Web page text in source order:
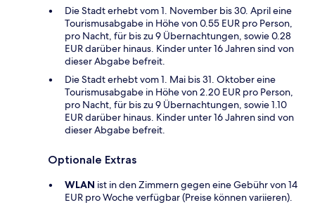
Die Stadt erhebt vom 1. November bis 30. April eine
Tourismusabgabe in Höhe von 0.55 EUR pro Person,
pro Nacht, für bis zu 9 Übernachtungen, sowie 0.28
EUR darüber hinaus. Kinder unter 16 Jahren sind von
dieser Abgabe befreit.
Die Stadt erhebt vom 1. Mai bis 31. Oktober eine
Tourismusabgabe in Höhe von 2.20 EUR pro Person,
pro Nacht, für bis zu 9 Übernachtungen, sowie 1.10
EUR darüber hinaus. Kinder unter 16 Jahren sind von
dieser Abgabe befreit.
Optionale Extras
WLAN ist in den Zimmern gegen eine Gebühr von 14
EUR pro Woche verfügbar (Preise können variieren).